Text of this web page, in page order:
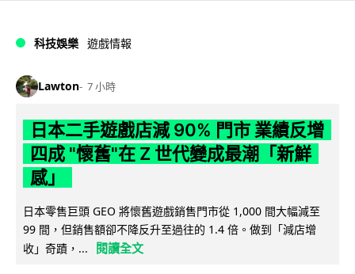
科技娛樂 遊戲情報
Lawton 7 小時
日本二手遊戲店減 90% 門市 業績反增
四成 "懷舊"在 Z 世代變成最潮「新鮮
感」
日本零售巨頭 GEO 將懷舊遊戲銷售門市從 1,000 間大幅減至
99 間，但銷售額卻不降反升至過往的 1.4 倍。做到「減店增
收」奇蹟，...
閱讀全文